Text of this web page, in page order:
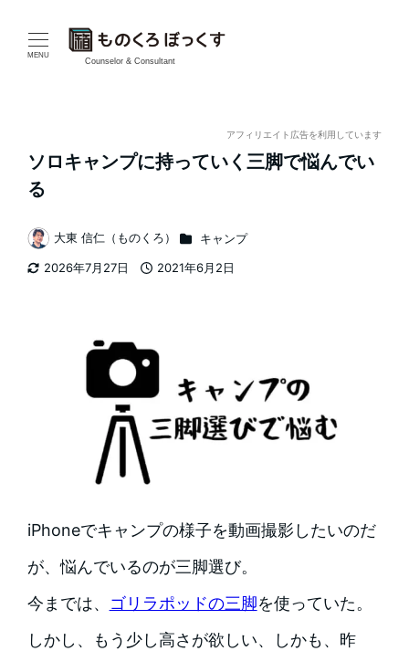
MENU
Counselor & Consultant
アフィリエイト広告を利用しています
ソロキャンプに持っていく三脚で悩んでい
る
2026年7月27日
2021年6月2日
著
者
大東 信仁（ものくろ） カテゴリー
キャンプ
iPhoneでキャンプの様子を動画撮影したいのだ
が、悩んでいるのが三脚選び。
今までは、
ゴリラポッドの三脚を使っていた。
しかし、もう少し高さが欲しい、しかも、昨